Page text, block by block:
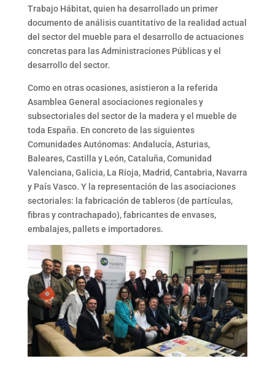
Trabajo Hábitat, quien ha desarrollado un primer
documento de análisis cuantitativo de la realidad actual
del sector del mueble para el desarrollo de actuaciones
concretas para las Administraciones Públicas y el
desarrollo del sector.
Como en otras ocasiones, asistieron a la referida
Asamblea General asociaciones regionales y
subsectoriales del sector de la madera y el mueble de
toda España. En concreto de las siguientes
Comunidades Autónomas: Andalucía, Asturias,
Baleares, Castilla y León, Cataluña, Comunidad
Valenciana, Galicia, La Rioja, Madrid, Cantabria, Navarra
y País Vasco. Y la representación de las asociaciones
sectoriales: la fabricación de tableros (de partículas,
fibras y contrachapado), fabricantes de envases,
embalajes, pallets e importadores.